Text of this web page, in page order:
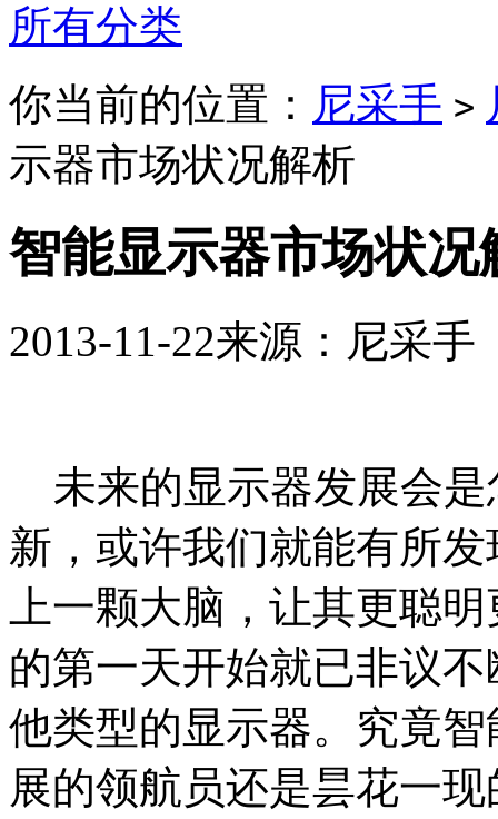
所有分类
你当前的位置： 尼采手 >
示器市场状况解析
智能显示器市场状况
2013-11-22来源：尼采手
未来的显示器发展会
新，或许我们就能有所
上一颗大脑，让其更聪
的第一天开始就已非议
他类型的显示器。究竟
展的领航员还是昙花一